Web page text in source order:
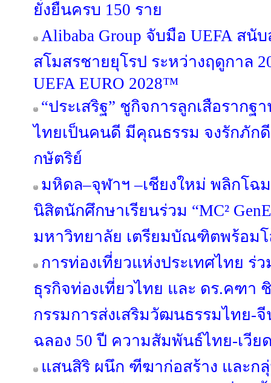
ยั่งยืนครบ 150 ราย
Alibaba Group จับมือ UEFA ส
สโมสรชายยุโรป ระหว่างฤดูกาล
UEFA EURO 2028™
“ประเสริฐ” ชูกิจการลูกเสือราก
ไทยเป็นคนดี มีคุณธรรม จงรักภัก
กษัตริย์
มหิดล–จุฬาฯ –เชียงใหม่ พลิกโฉ
นิสิตนักศึกษาเรียนร่วม “MC²
มหาวิทยาลัย เตรียมบัณฑิตพร้อม
การท่องเที่ยวแห่งประเทศไทย ร่
ธุรกิจท่องเที่ยวไทย และ ดร.คฑ
กรรมการส่งเสริมวัฒนธรรมไทย-
ฉลอง 50 ปี ความสัมพันธ์ไทย-เวีย
แสนสิริ ผนึก ฑีฆาก่อสร้าง และก